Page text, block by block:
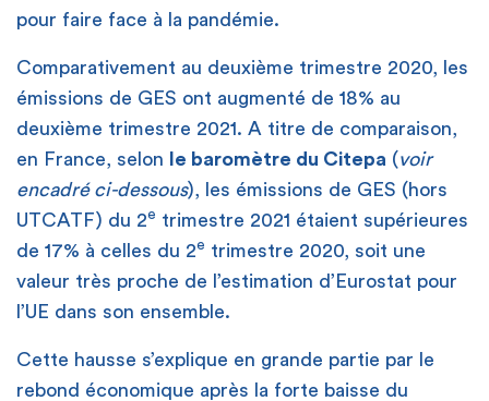
pour faire face à la pandémie.
Comparativement au deuxième trimestre 2020, les
émissions de GES ont augmenté de 18% au
deuxième trimestre 2021. A titre de comparaison,
en France, selon
le baromètre du Citepa (voir
encadré ci-dessous), les émissions de GES (hors
UTCATF) du 2e trimestre 2021 étaient supérieures
de 17% à celles du 2e trimestre 2020, soit une
valeur très proche de l’estimation d’Eurostat pour
l’UE dans son ensemble.
Cette hausse s’explique en grande partie par le
rebond économique après la forte baisse du